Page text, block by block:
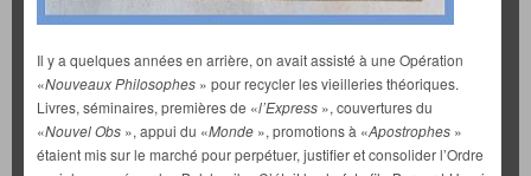
Il y a quelques années en arrière, on avait assisté à une Opération
«Nouveaux Philosophes » pour recycler les vieilleries théoriques.
Livres, séminaires, premières de «l’Express », couvertures du
«Nouvel Obs », appui du «Monde », promotions à «Apostrophes »
étaient mis sur le marché pour perpétuer, justifier et consolider l’Ordre